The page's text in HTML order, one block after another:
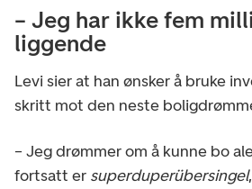
– Jeg har ikke fem
liggende
Levi sier at han ønsker å bruke
skritt mot den neste
– Jeg drømmer om å kunne bo
fortsatt er superduperübersingel